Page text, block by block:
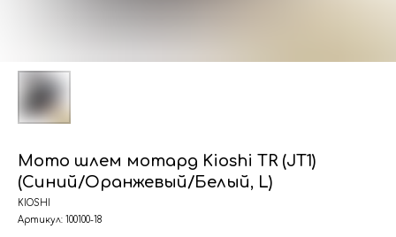
Мото шлем мотард Kioshi TR (JT1)
(Синий/Оранжевый/Белый, L)
KIOSHI
Артикул: 100100-18